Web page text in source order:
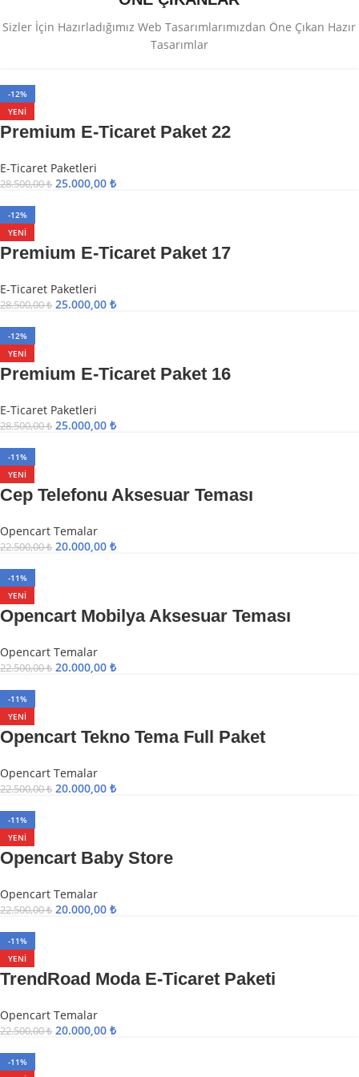
Sizler İçin Hazırladığımız Web Tasarımlarımızdan Öne Çıkan Hazır
Tasarımlar
-12%
YENI
Premium E-Ticaret Paket 22
E-Ticaret Paketleri
28.500,00₺ 25.000,00 ₺
-12%
YENI
Premium E-Ticaret Paket 17
E-Ticaret Paketleri
28.500,00₺ 25.000,00 ₺
-12%
YENI
Premium E-Ticaret Paket 16
E-Ticaret Paketleri
28.500,00₺ 25.000,00 ₺
-11%
YENI
Cep Telefonu Aksesuar Teması
Opencart Temalar
22.500,00₺ 20.000,00 ₺
-11%
YENI
Opencart Mobilya Aksesuar Teması
Opencart Temalar
22.500,00₺ 20.000,00 ₺
-11%
YENI
Opencart Tekno Tema Full Paket
Opencart Temalar
22.500,00₺ 20.000,00 ₺
-11%
YENI
Opencart Baby Store
Opencart Temalar
22.500,00₺ 20.000,00 ₺
-11%
YENI
TrendRoad Moda E-Ticaret Paketi
Opencart Temalar
22.500,00₺ 20.000,00 ₺
-11%